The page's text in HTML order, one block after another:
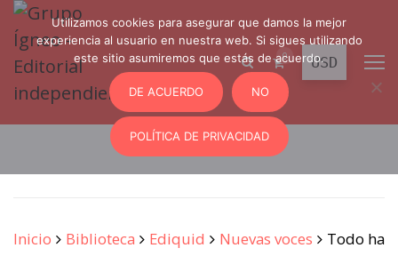
0
Inicio Biblioteca Ediquid Nuevas voces
Todo ha
Utilizamos cookies para asegurar que damos la mejor
experiencia al usuario en nuestra web. Si sigues utilizando
este sitio asumiremos que estás de acuerdo.
DE ACUERDO NO
POLÍTICA DE PRIVACIDAD